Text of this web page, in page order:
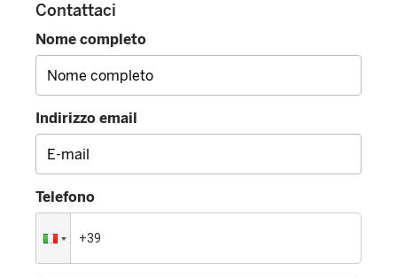
Contattaci
Nome completo
Indirizzo email
Telefono